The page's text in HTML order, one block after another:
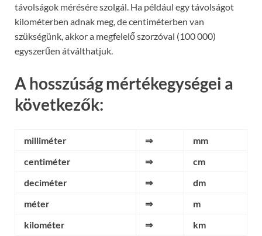
távolságok mérésére szolgál. Ha például egy távolságot
kilométerben adnak meg, de centiméterben van
szükségünk, akkor a megfelelő szorzóval (100 000)
egyszerűen átválthatjuk.
A hosszúság mértékegységei a
következők:
milliméter ⇒
mm
centiméter
⇒
cm
deciméter
⇒
dm
méter
⇒
m
kilométer
⇒ km